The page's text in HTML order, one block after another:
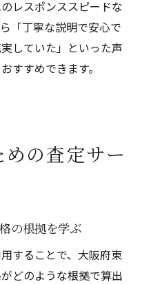
レスポンススピードな
「丁寧な説明で安心で
していた」といった声
すすめできます。
の査定サー
の根拠を学ぶ
することで、大阪府東
どのような根拠で算出